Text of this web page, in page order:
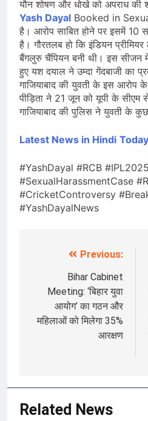
यौन शोषण और धोखे को अपराध की
Yash Dayal Booked in
है। आरोप साबित होने पर इसमें 10
है। गौरतलब हो कि इंडियन
बैंगलुरु चैंपियन बनी थी। इस
हुए यश दयाल ने उम्दा गेंदबाजी का
गाजियाबाद की युवती के इस आरोप
पीड़िता ने 21 जून को यूपी के सीएम
गाजियाबाद की पुलिस ने युवती के
Latest News in Hindi
#YashDayal #RCB #IPL2025
#SexualHarassmentCase
#CricketControversy
#YashDayalNews
navigation
Previous:
Bihar Cabinet
Meeting: ‘बिहार युवा
आयोग’ का गठन और
महिलाओं को मिलेगा 35%
आरक्षण
Related News